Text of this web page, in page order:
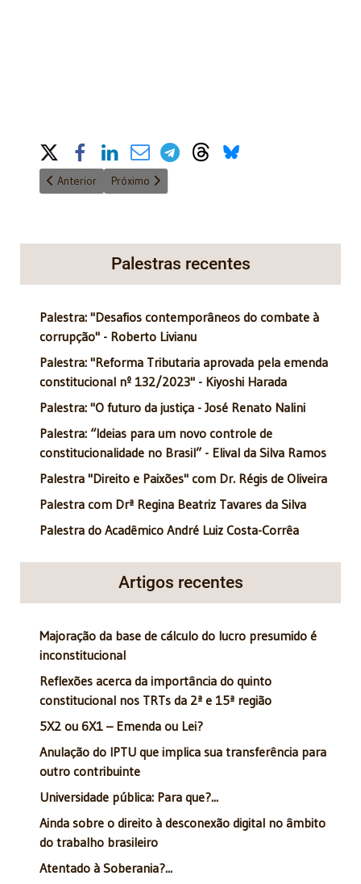
Share on Social Media
Artigo anterior: A Lygia que eu perdi
Anterior Próximo artigo: Apuração de haveres na
Próximo
Palestras recentes
Palestra: "Desafios contemporâneos do combate à
corrupção" - Roberto Livianu
Palestra: "Reforma Tributaria aprovada pela emenda
constitucional nº 132/2023" - Kiyoshi Harada
Palestra: "O futuro da justiça - José Renato Nalini
Palestra: “Ideias para um novo controle de
constitucionalidade no Brasil” - Elival da Silva Ramos
Palestra "Direito e Paixões" com Dr. Régis de Oliveira
Palestra com Drª Regina Beatriz Tavares da Silva
Palestra do Acadêmico André Luiz Costa-Corrêa
Artigos recentes
Majoração da base de cálculo do lucro presumido é
inconstitucional
Reflexões acerca da importância do quinto
constitucional nos TRTs da 2ª e 15ª região
5X2 ou 6X1 – Emenda ou Lei?
Anulação do IPTU que implica sua transferência para
outro contribuinte
Universidade pública: Para que?...
Ainda sobre o direito à desconexão digital no âmbito
do trabalho brasileiro
Atentado à Soberania?...